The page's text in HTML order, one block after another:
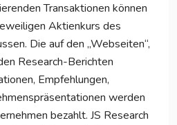
Transaktionen können
Aktienkurs des
Die auf den „Webseiten“,
Research-Berichten
Empfehlungen,
werden
bezahlt. JS Research